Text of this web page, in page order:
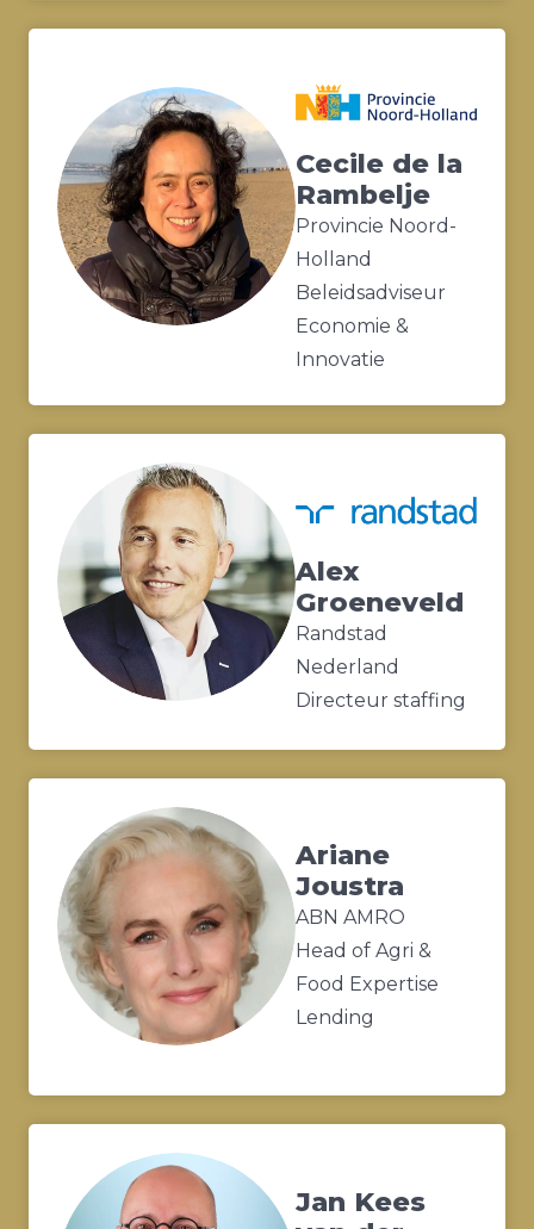
Cecile de la
Rambelje
Provincie Noord-
Holland
Beleidsadviseur
Economie &
Innovatie
Alex
Groeneveld
Randstad
Nederland
Directeur staffing
Ariane
Joustra
ABN AMRO
Head of Agri &
Food Expertise
Lending
Jan Kees